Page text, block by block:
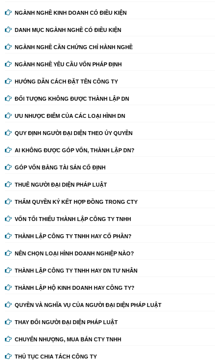
NGÀNH NGHỀ KINH DOANH CÓ ĐIỀU KIỆN
DANH MỤC NGÀNH NGHỀ CÓ ĐIỀU KIỆN
NGÀNH NGHỀ CẦN CHỨNG CHỈ HÀNH NGHỀ
NGÀNH NGHỀ YÊU CẦU VỐN PHÁP ĐỊNH
HƯỚNG DẪN CÁCH ĐẶT TÊN CÔNG TY
ĐỐI TƯỢNG KHÔNG ĐƯỢC THÀNH LẬP DN
ƯU NHƯỢC ĐIỂM CỦA CÁC LOẠI HÌNH DN
QUY ĐỊNH NGƯỜI ĐẠI DIỆN THEO ỦY QUYỀN
AI KHÔNG ĐƯỢC GÓP VỐN, THÀNH LẬP DN?
GÓP VỐN BẰNG TÀI SẢN CỐ ĐỊNH
THUÊ NGƯỜI ĐẠI DIỆN PHÁP LUẬT
THẨM QUYỀN KÝ KẾT HỢP ĐỒNG TRONG CTY
VỐN TỐI THIỂU THÀNH LẬP CÔNG TY TNHH
THÀNH LẬP CÔNG TY TNHH HAY CỔ PHẦN?
NÊN CHỌN LOẠI HÌNH DOANH NGHIỆP NÀO?
THÀNH LẬP CÔNG TY TNHH HAY DN TƯ NHÂN
THÀNH LẬP HỘ KINH DOANH HAY CÔNG TY?
QUYỀN VÀ NGHĨA VỤ CỦA NGƯỜI ĐẠI DIỆN PHÁP LUẬT
THAY ĐỔI NGƯỜI ĐẠI DIỆN PHÁP LUẬT
CHUYỂN NHƯỢNG, MUA BÁN CTY TNHH
THỦ TỤC CHIA TÁCH CÔNG TY